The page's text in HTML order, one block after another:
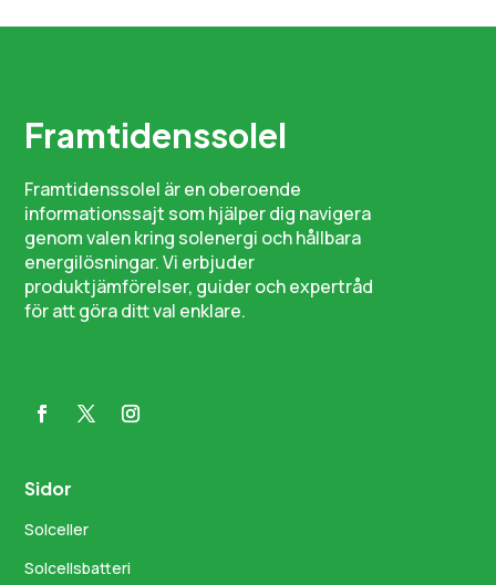
Framtidenssolel
Framtidenssolel är en oberoende
informationssajt som hjälper dig navigera
genom valen kring solenergi och hållbara
energilösningar. Vi erbjuder
produktjämförelser, guider och expertråd
för att göra ditt val enklare.
Sidor
Solceller
Solcellsbatteri